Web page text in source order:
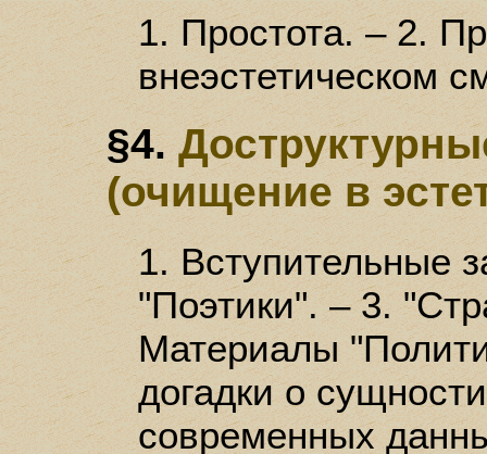
1. Простота. – 2.
внеэстетическом
§4.
(очищение в
1. Вступительные
"Поэтики". – 3.
Материалы
догадки о
современных